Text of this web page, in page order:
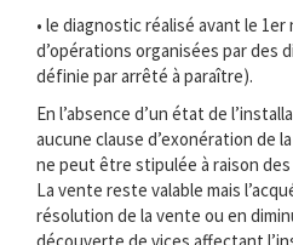
• le diagnostic réalisé avant le
d’opérations organisées par des
définie par arrêté à paraître).
En l’absence d’un état de
aucune clause d’exonération de
ne peut être stipulée à raison
La vente reste valable mais
résolution de la vente ou en